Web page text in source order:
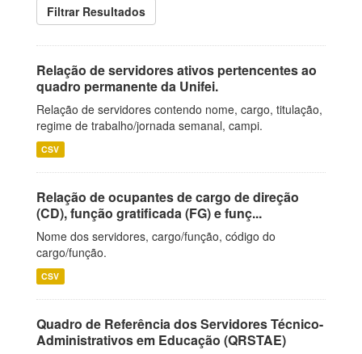
Filtrar Resultados
Relação de servidores ativos pertencentes ao
quadro permanente da Unifei.
Relação de servidores contendo nome, cargo, titulação,
regime de trabalho/jornada semanal, campi.
CSV
Relação de ocupantes de cargo de direção
(CD), função gratificada (FG) e funç...
Nome dos servidores, cargo/função, código do
cargo/função.
CSV
Quadro de Referência dos Servidores Técnico-
Administrativos em Educação (QRSTAE)